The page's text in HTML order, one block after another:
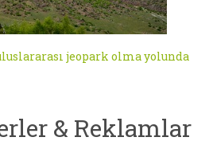
jeopark olma yolunda
& Reklamlar